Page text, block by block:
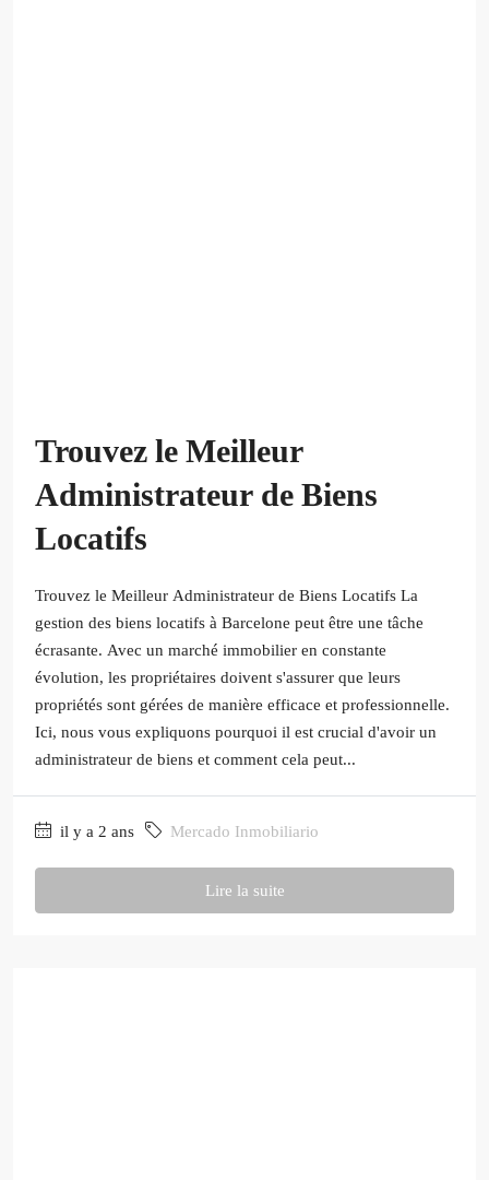
Trouvez le Meilleur
Administrateur de Biens
Locatifs
Trouvez le Meilleur Administrateur de Biens Locatifs La
gestion des biens locatifs à Barcelone peut être une tâche
écrasante. Avec un marché immobilier en constante
évolution, les propriétaires doivent s'assurer que leurs
propriétés sont gérées de manière efficace et professionnelle.
Ici, nous vous expliquons pourquoi il est crucial d'avoir un
administrateur de biens et comment cela peut...
il y a 2 ans Mercado Inmobiliario
Lire la suite